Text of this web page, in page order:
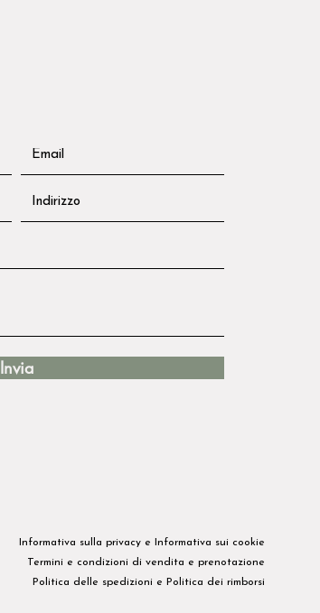
Invia
Informativa sulla privacy​ e
Informativa sui cookie
Termini e condizioni di vendita e prenotazione
Politica delle spedizioni e Politica dei rimborsi